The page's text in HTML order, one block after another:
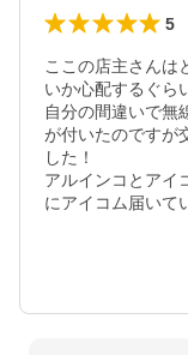
5
ここの店主さんは
いか心配するぐら
自分の間違いで無
が付いたのですが
した！
アルインコとアイ
にアイコム届いて